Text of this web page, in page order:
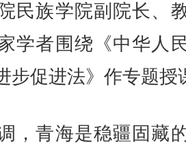
民族学院副院长、
学者围绕《中华人
步促进法》作专题授
青海是稳疆固藏